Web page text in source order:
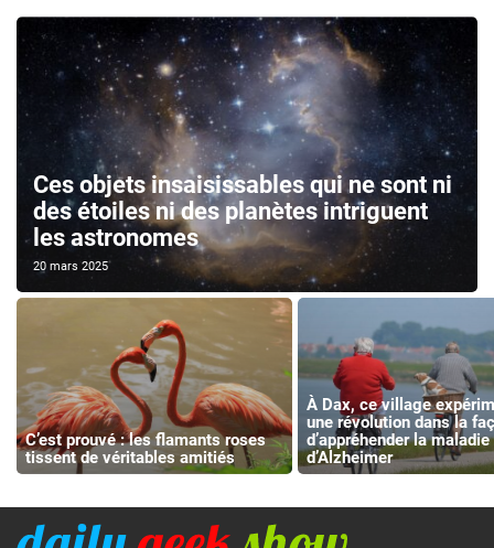
Ces objets insaisissables qui ne sont ni
des étoiles ni des planètes intriguent
les astronomes
20 mars 2025
C’est prouvé : les flamants roses
tissent de véritables amitiés
À Dax, ce village
une révolution dans la
d’appréhender la maladie
d’Alzheimer